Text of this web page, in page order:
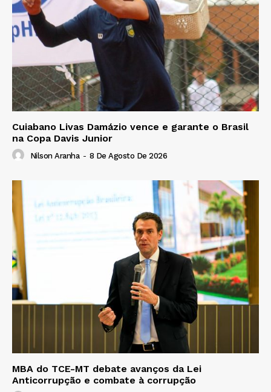
Cuiabano Livas Damázio vence e garante o Brasil
na Copa Davis Junior
Nilson Aranha - 8 De Agosto De 2026
MBA do TCE-MT debate avanços da Lei
Anticorrupção e combate à corrupção